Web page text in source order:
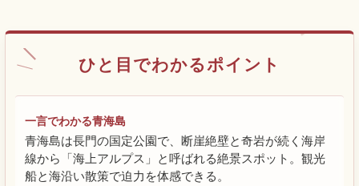
ひと目でわかるポイント
一言でわかる青海島
青海島は長門の国定公園で、断崖絶壁と奇岩が続く海岸
線から「海上アルプス」と呼ばれる絶景スポット。観光
船と海沿い散策で迫力を体感できる。